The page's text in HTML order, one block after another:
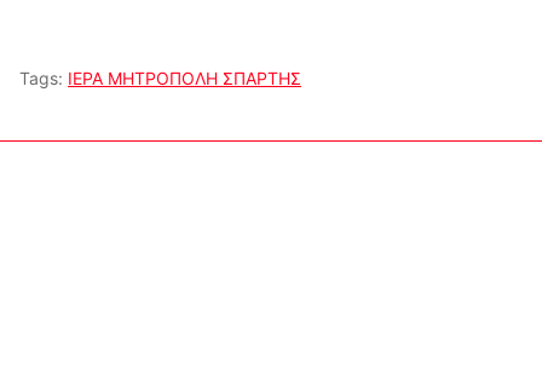
Tags: ΙΕΡΑ ΜΗΤΡΟΠΟΛΗ ΣΠΑΡΤΗΣ